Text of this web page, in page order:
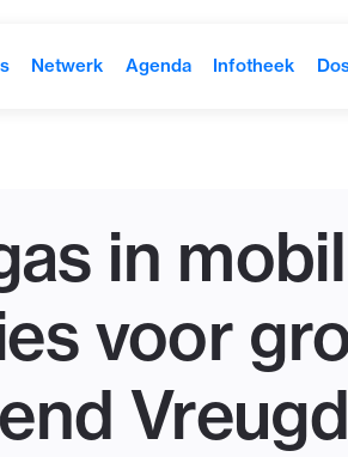
Netwerk Agenda Infotheek
in
voor